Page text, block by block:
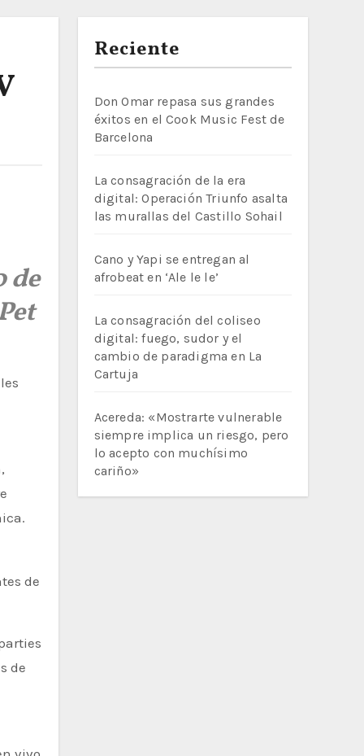
de
de
de
Reciente
Don Omar repasa sus grandes
éxitos en el Cook Music Fest de
Barcelona
La consagración de la era
digital: Operación Triunfo asalta
las murallas del Castillo Sohail
Cano y Yapi se entregan al
afrobeat en ‘Ale le le’
La consagración del coliseo
digital: fuego, sudor y el
cambio de paradigma en La
Cartuja
Acereda: «Mostrarte vulnerable
siempre implica un riesgo, pero
lo acepto con muchísimo
cariño»